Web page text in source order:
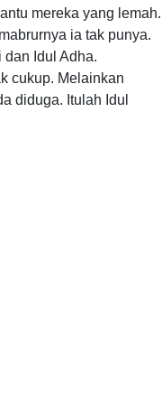
mereka yang lemah.
ia tak punya.
Idul Adha.
cukup. Melainkan
diduga. Itulah Idul